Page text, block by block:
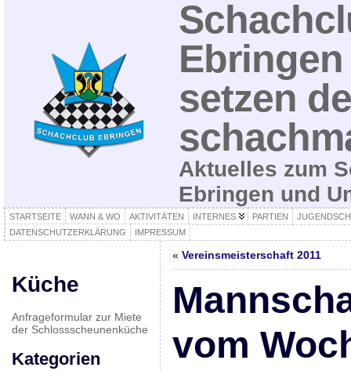
setzen
Aktuelles zum
Ebringen und
STARTSEITE WANN & WO AKTIVITÄTEN INTERNES PARTIEN
DATENSCHUTZERKLÄRUNG
IMPRESSUM
Küche
Anfrageformular zur Miete
der Schlossscheunenküche
Kategorien
« Vereinsmeisterschaft 2011
vom